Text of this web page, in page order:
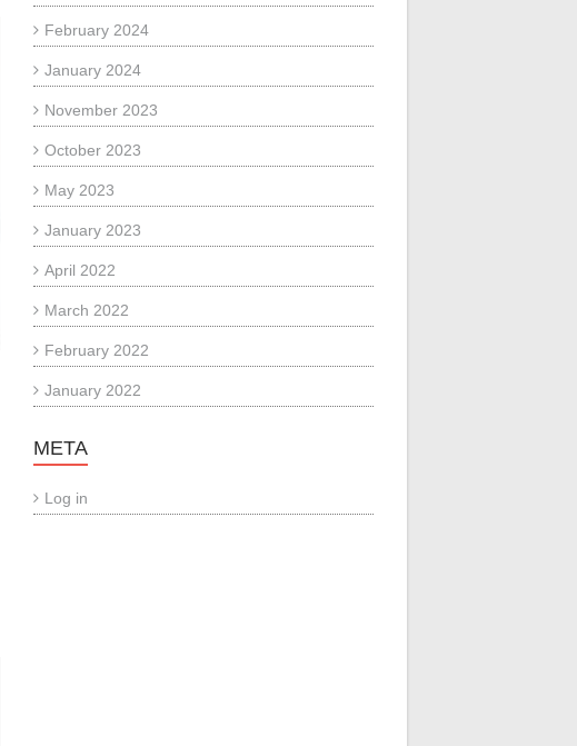
February 2024
January 2024
November 2023
October 2023
May 2023
January 2023
April 2022
March 2022
February 2022
January 2022
META
Log in